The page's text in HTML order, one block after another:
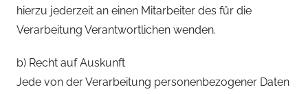
hierzu jederzeit an einen Mitarbeiter des für die
Verarbeitung Verantwortlichen wenden.
b) Recht auf Auskunft
Jede von der Verarbeitung personenbezogener Daten